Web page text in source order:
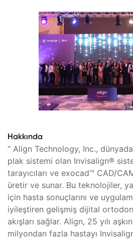
Hakkında
“ Align Technology, Inc.,
plak sistemi olan Invisalign®
tarayıcıları ve exocad™ CAD/
üretir ve sunar. Bu teknolojiler,
için hasta sonuçlarını ve
iyileştiren gelişmiş dijital
akışları sağlar. Align, 25 yılı
milyondan fazla hastayı